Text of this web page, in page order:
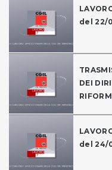
del 22/
DEI
del 24/